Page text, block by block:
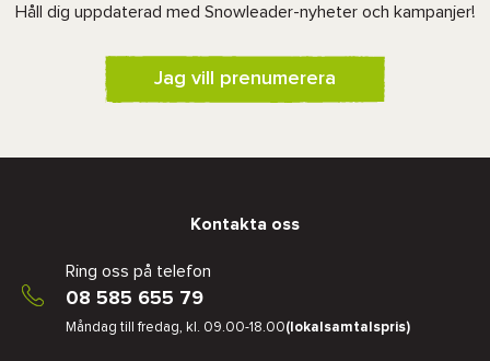
Håll dig uppdaterad med Snowleader-nyheter och kampanjer!
Jag vill prenumerera
Kontakta oss
Ring oss på telefon
08 585 655 79
Måndag till fredag, kl. 09.00-18.00(lokalsamtalspris)